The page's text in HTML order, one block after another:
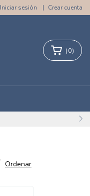
Iniciar sesión | Crear cuenta
(0)
Ordenar